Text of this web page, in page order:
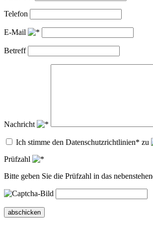
Telefon
E-Mail
Betreff
Nachricht
Ich stimme den Datenschutzrichtlinien* zu
Prüfzahl
Bitte geben Sie die Prüfzahl in das
abschicken